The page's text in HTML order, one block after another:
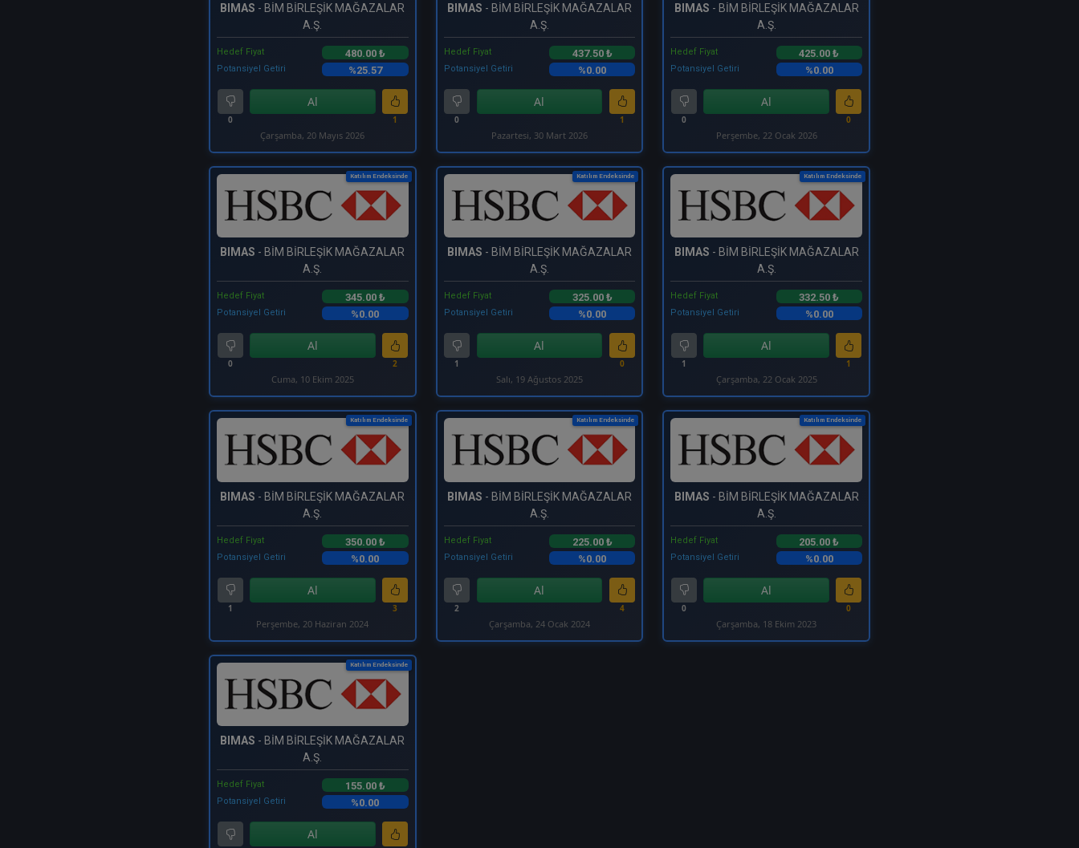
BIMAS - BİM BİRLEŞİK MAĞAZALAR
A.Ş.
Hedef Fiyat 480.00 ₺
Potansiyel Getiri %25.57
0
Al
1
Çarşamba, 20 Mayıs 2026
BIMAS - BİM BİRLEŞİK MAĞAZALAR
A.Ş.
Hedef Fiyat 437.50 ₺
Potansiyel Getiri %0.00
0
Al
1
Pazartesi, 30 Mart 2026
BIMAS - BİM BİRLEŞİK MAĞAZALAR
A.Ş.
Hedef Fiyat 425.00 ₺
Potansiyel Getiri %0.00
0
Al
0
Perşembe, 22 Ocak 2026
Katılım Endeksinde
BIMAS - BİM BİRLEŞİK MAĞAZALAR
A.Ş.
Hedef Fiyat 345.00 ₺
Potansiyel Getiri %0.00
0
Al
2
Cuma, 10 Ekim 2025
Katılım Endeksinde
BIMAS - BİM BİRLEŞİK MAĞAZALAR
A.Ş.
Hedef Fiyat 325.00 ₺
Potansiyel Getiri %0.00
1
Al
0
Salı, 19 Ağustos 2025
Katılım Endeksinde
BIMAS - BİM BİRLEŞİK MAĞAZALAR
A.Ş.
Hedef Fiyat 332.50 ₺
Potansiyel Getiri %0.00
1
Al
1
Çarşamba, 22 Ocak 2025
Katılım Endeksinde
BIMAS - BİM BİRLEŞİK MAĞAZALAR
A.Ş.
Hedef Fiyat 350.00 ₺
Potansiyel Getiri %0.00
1
Al
3
Perşembe, 20 Haziran 2024
Katılım Endeksinde
BIMAS - BİM BİRLEŞİK MAĞAZALAR
A.Ş.
Hedef Fiyat 225.00 ₺
Potansiyel Getiri %0.00
2
Al
4
Çarşamba, 24 Ocak 2024
Katılım Endeksinde
BIMAS - BİM BİRLEŞİK MAĞAZALAR
A.Ş.
Hedef Fiyat 205.00 ₺
Potansiyel Getiri %0.00
0
Al
0
Çarşamba, 18 Ekim 2023
Katılım Endeksinde
BIMAS - BİM BİRLEŞİK MAĞAZALAR
A.Ş.
Hedef Fiyat 155.00 ₺
Potansiyel Getiri %0.00
Al